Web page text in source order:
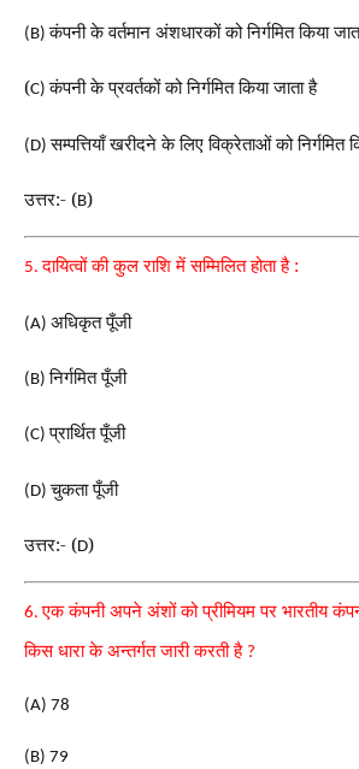
(B)कंपनी के वर्तमान अंशधारकों को निर्गमित किया
(C)कंपनी के प्रवर्तकों को निर्गमित किया जाता है
(D)सम्पत्तियाँ खरीदने के लिए विक्रेताओं को निर्गमित
उत्तर:- (B)
5.दायित्वों की कुल राशि में सम्मिलित होता है :
(A) अधिकृत पूँजी
(B)निर्गमित पूँजी
(C)प्रार्थित पूँजी
(D)चुकता पूँजी
उत्तर:- (D)
6.एक कंपनी अपने अंशों को प्रीमियम पर भारतीय
किस धारा के अन्तर्गत जारी करती है ?
(A) 78
(B) 79